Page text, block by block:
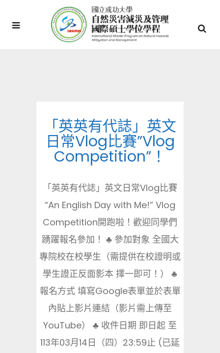
「英英有代誌」英文
日常Vlog比賽”Vlog
Competition”！
「英英有代誌」英文日常Vlog比賽
“An English Day with Me!” Vlog
Competition開跑啦！歡迎同學們
踴躍報名參加！ ♣ 參加對象 全國大
專院校在校學生（需提供在校證明或
學生證正反面影本 擇一即可！） ♣
報名方式 填寫Google表單並於表單
內貼上影片連結（影片需上傳至
YouTube） ♣ 收件日期 即日起 至
113年03月14日（四）23:59止 (已延